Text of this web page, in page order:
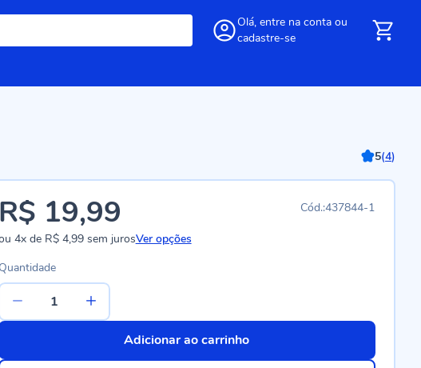
Olá, entre na conta ou
cadastre-se
5(4)
437844-1
R$ 19,99
4xde R$ 4,99sem jurosVer opções
Quantidade
Adicionar ao carrinho